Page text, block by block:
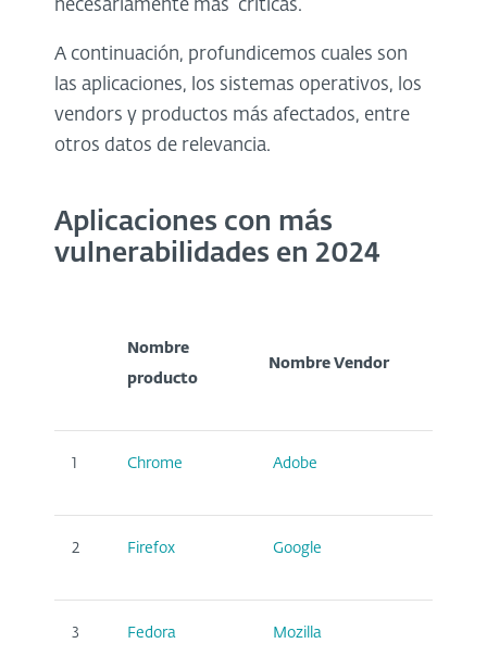
necesariamente más críticas.
A continuación, profundicemos cuales son
las aplicaciones, los sistemas operativos, los
vendors y productos más afectados, entre
otros datos de relevancia.
Aplicaciones con más
vulnerabilidades en 2024
Nombre
producto
Nombre Vendor
1 Chrome Adobe
2 Firefox Google
3 Fedora Mozilla